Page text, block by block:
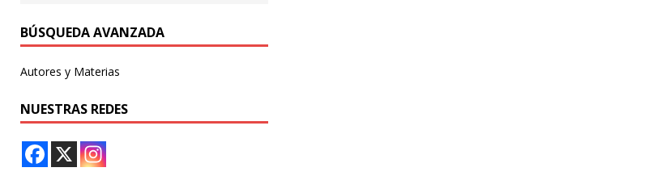
BÚSQUEDA AVANZADA
Autores y Materias
NUESTRAS REDES